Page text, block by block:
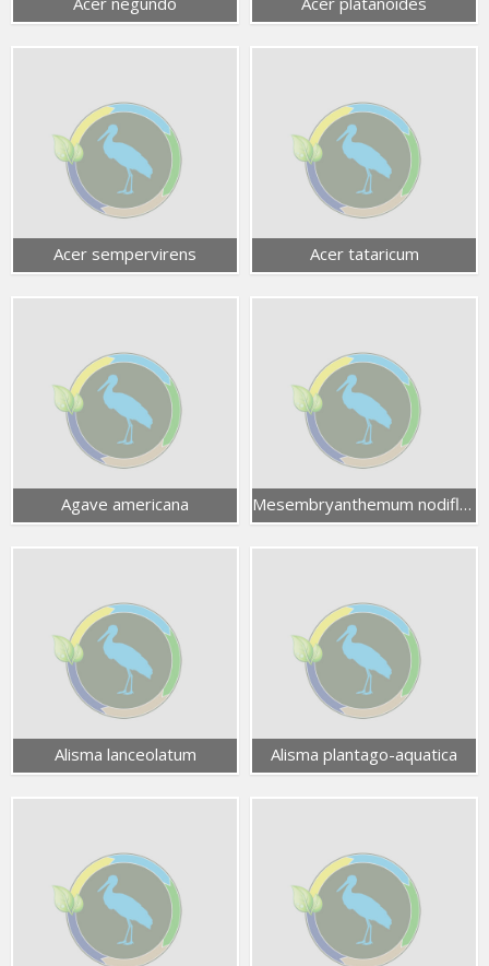
Acer sempervirens Acer tataricum
Agave americana Mesembryanthemum nodiflorum
Alisma lanceolatum Alisma plantago-aquatica